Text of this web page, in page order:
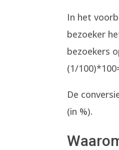
In het
bezoeker
bezoekers
(1/
De
(in %).